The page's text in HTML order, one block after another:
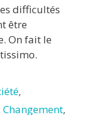
difficultés
être
On fait le
,
Changement,